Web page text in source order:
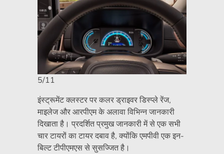
5/11
इंस्ट्रूमेंट क्लस्टर पर कलर ड्राइवर डिस्प्ले रेंज,
माइलेज और आरपीएम के अलावा विभिन्न जानकारी
दिखाता है। प्रदर्शित प्रमुख जानकारी में से एक सभी
चार टायरों का टायर दबाव है, क्योंकि एमपीवी एक इन-
बिल्ट टीपीएमएस से सुसज्जित है।